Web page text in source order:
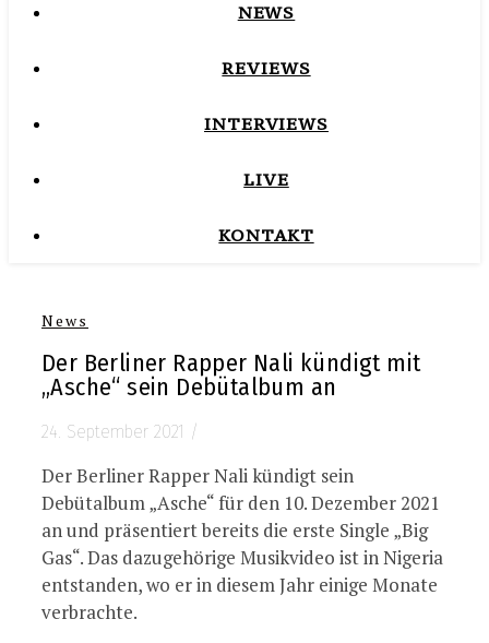
NEWS
REVIEWS
INTERVIEWS
LIVE
KONTAKT
News
Der Berliner Rapper Nali kündigt mit
„Asche“ sein Debütalbum an
24. September 2021 /
Der Berliner Rapper Nali kündigt sein
Debütalbum „Asche“ für den 10. Dezember 2021
an und präsentiert bereits die erste Single „Big
Gas“. Das dazugehörige Musikvideo ist in Nigeria
entstanden, wo er in diesem Jahr einige Monate
verbrachte.